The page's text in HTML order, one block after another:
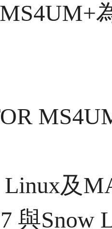
Linux及
與Snow